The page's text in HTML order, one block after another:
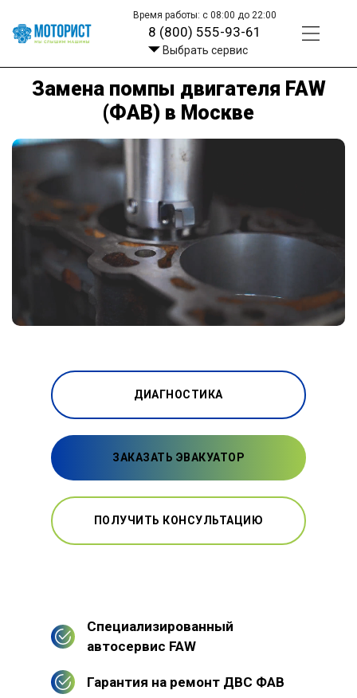
Время работы: с 08:00 до 22:00
8 (800) 555-93-61
Выбрать сервис
Замена помпы двигателя FAW
(ФАВ) в Москве
ДИАГНОСТИКА
ЗАКАЗАТЬ ЭВАКУАТОР
ПОЛУЧИТЬ КОНСУЛЬТАЦИЮ
Специализированный
автосервис FAW
Гарантия на ремонт ДВС ФАВ